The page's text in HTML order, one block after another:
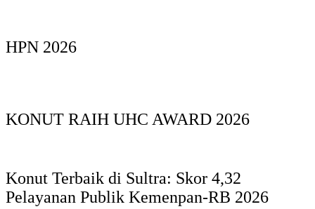
HPN 2026
KONUT RAIH UHC AWARD 2026
Konut Terbaik di Sultra: Skor 4,32
Pelayanan Publik Kemenpan-RB 2026